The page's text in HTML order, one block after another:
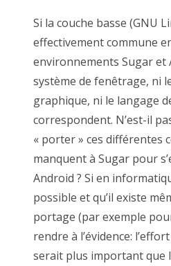
Si la couche basse (GNU
effectivement commune
environnements Sugar et
système de fenêtrage, ni
graphique, ni le langage
correspondent. N’est-il
« porter » ces différentes
manquent à Sugar pour
Android ? Si en
possible et qu’il existe
portage (par exemple
rendre à l’évidence:
serait plus important que